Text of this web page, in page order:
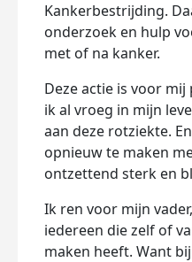
Kankerbestrijding.
onderzoek en hulp
met of na kanker.
Deze actie is voor
ik al vroeg in mijn
aan deze rotziekte.
opnieuw te maken
ontzettend sterk en
Ik ren voor mijn
iedereen die zelf of
maken heeft. Want